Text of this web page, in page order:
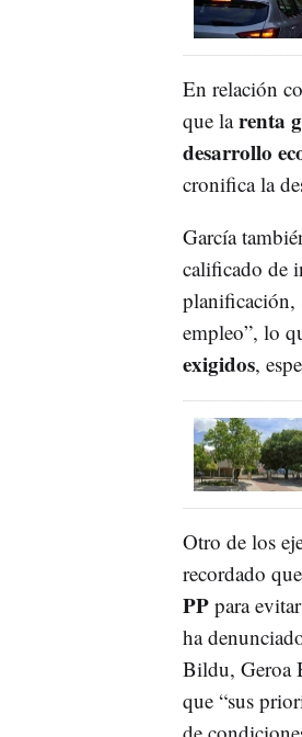
En relación
que larenta
desarrollo
cronifica la
García
calificado de
planificación,
empleo”, lo
exigidos,
Otro de los
recordado
PPpara
ha
Bildu, Geroa
que “sus